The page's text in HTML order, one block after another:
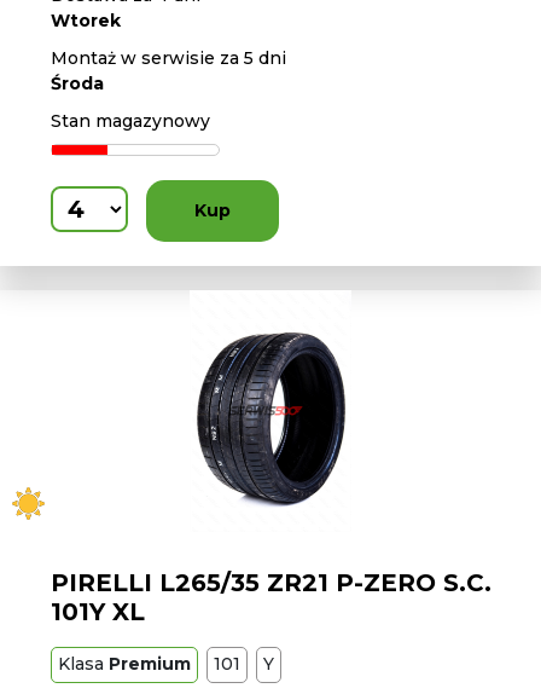
Wtorek
Montaż w serwisie za 5 dni
Środa
Stan magazynowy
Kup
PIRELLI L265/35 ZR21 P-ZERO S.C.
101Y XL
Klasa Premium 101 Y